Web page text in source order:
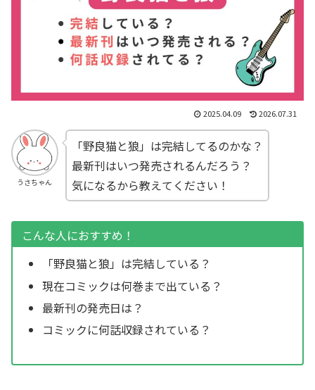
2025.04.09 2026.07.31
うさちゃん
「野良猫と狼」は完結してるのかな？
最新刊はいつ発売されるんだろう？
気になるから教えてください！
こんな人におすすめ！
「野良猫と狼」は完結している？
現在コミックは何巻まで出ている？
最新刊の発売日は？
コミックに何話収録されている？